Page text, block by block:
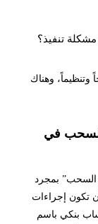
تنفيذ؟
وهناك
السحب في
السحب” بمجرد
تكون إجراءات
بنكي باسم